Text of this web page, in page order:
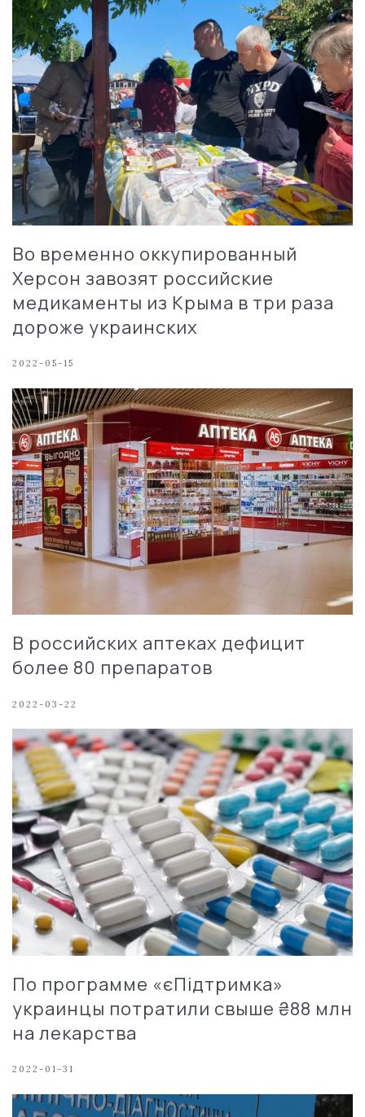
Во временно оккупированный
Херсон завозят российские
медикаменты из Крыма в три раза
дороже украинских
2022-05-15
В российских аптеках дефицит
более 80 препаратов
2022-03-22
По программе «єПідтримка»
украинцы потратили свыше ₴88 млн
на лекарства
2022-01-31